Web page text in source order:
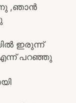
,ഞാൻ
ഇരുന്ന്
എന്ന് പറഞ്ഞു